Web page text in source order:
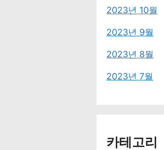
2023년 10월
2023년 9월
2023년 8월
2023년 7월
카테고리